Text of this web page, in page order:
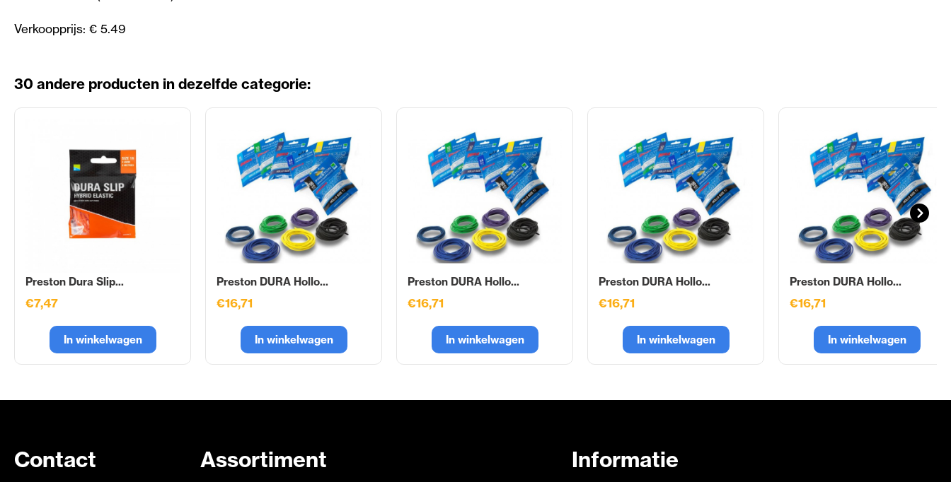
Verkoopprijs: € 5.49
30 andere producten in dezelfde categorie:
Preston Dura Slip...
€7,47
In winkelwagen
Preston DURA Hollo...
€16,71
In winkelwagen
Preston DURA Hollo...
€16,71
In winkelwagen
Preston DURA Hollo...
€16,71
In winkelwagen
Preston DURA Hollo...
€16,71
In winkelwagen
Contact Assortiment Informatie